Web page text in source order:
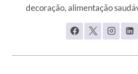
decoração, alimentação